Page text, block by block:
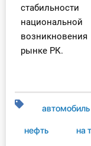
рынке РК.
автомобиль
нефть на